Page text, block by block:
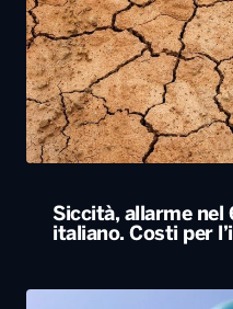
Siccità, allarme
italiano. Costi per